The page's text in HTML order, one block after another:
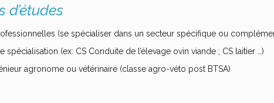
d’études
(se spécialiser dans un secteur spécifique ou
spécialisation (ex: CS Conduite de l’élevage ovin viande ; CS laitier …)
agronome ou vétérinaire (classe agro-véto post BTSA)